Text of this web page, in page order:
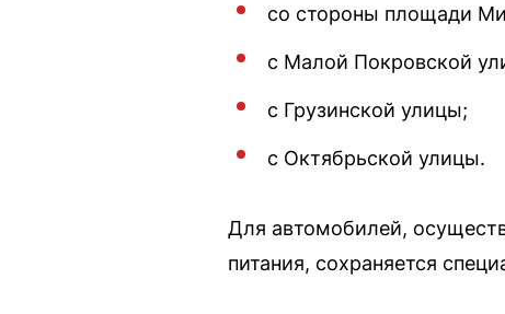
со стороны площади
с Малой Покровской
с Грузинской улицы;
с Октябрьской улицы.
Для автомобилей,
питания, сохраняется